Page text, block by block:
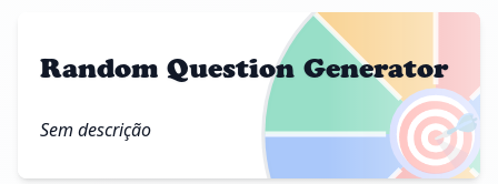
🎯
Random Question Generator
Sem descrição